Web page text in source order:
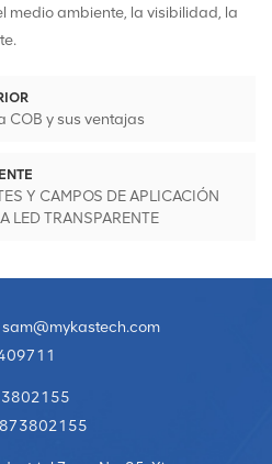
medio ambiente, la visibilidad, la
COB y sus ventajas
Y CAMPOS DE APLICACIÓN
LED TRANSPARENTE